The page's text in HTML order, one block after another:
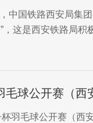
中国铁路西安局集
，这是西安铁路局积
毛球公开赛（西
羽毛球公开赛（西